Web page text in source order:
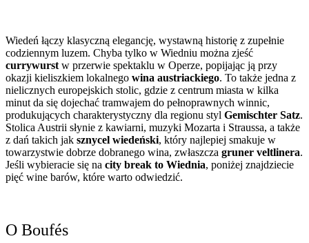
Wiedeń łączy klasyczną elegancję, wystawną historię z zupełnie
codziennym luzem. Chyba tylko w Wiedniu można zjeść
currywurst w przerwie spektaklu w Operze, popijając ją przy
okazji kieliszkiem lokalnego wina austriackiego. To także jedna z
nielicznych europejskich stolic, gdzie z centrum miasta w kilka
minut da się dojechać tramwajem do pełnoprawnych winnic,
produkujących charakterystyczny dla regionu styl Gemischter Satz.
Stolica Austrii słynie z kawiarni, muzyki Mozarta i Straussa, a także
z dań takich jak sznycel wiedeński, który najlepiej smakuje w
towarzystwie dobrze dobranego wina, zwłaszcza gruner veltlinera.
Jeśli wybieracie się na city break to Wiednia, poniżej znajdziecie
pięć wine barów, które warto odwiedzić.
O Boufés